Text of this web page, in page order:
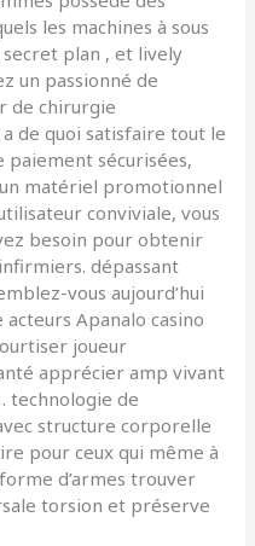
les machines à sous
plan , et lively
un passionné de
de chirurgie
de quoi satisfaire tout le
paiement sécurisées,
matériel promotionnel
conviviale, vous
besoin pour obtenir
dépassant
vous aujourd’hui
Apanalo casino
joueur
apprécier amp vivant
technologie de
structure corporelle
pour ceux qui même à
d’armes trouver
torsion et préserve